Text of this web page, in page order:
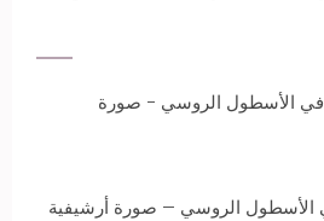
الأسطول الروسي – صورة أرشيفية